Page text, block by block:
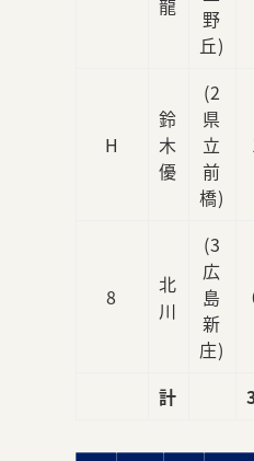
野
丘)
H
鈴
木
優
(2
県
立
前
橋)
8
北
川
(3
広
島
新
庄)
計